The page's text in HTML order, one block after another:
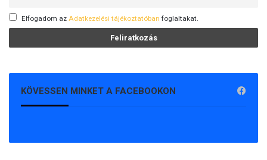
Elfogadom az Adatkezelési tájékoztatóban foglaltakat.
KÖVESSEN MINKET A FACEBOOKON